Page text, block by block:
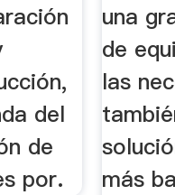
del
de
por.
una
de
las
más